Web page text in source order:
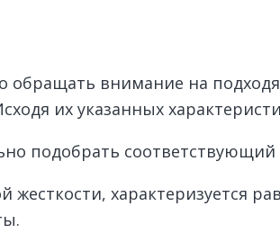
обращать внимание на
их указанных
подобрать соответствующий
жесткости, характеризуется